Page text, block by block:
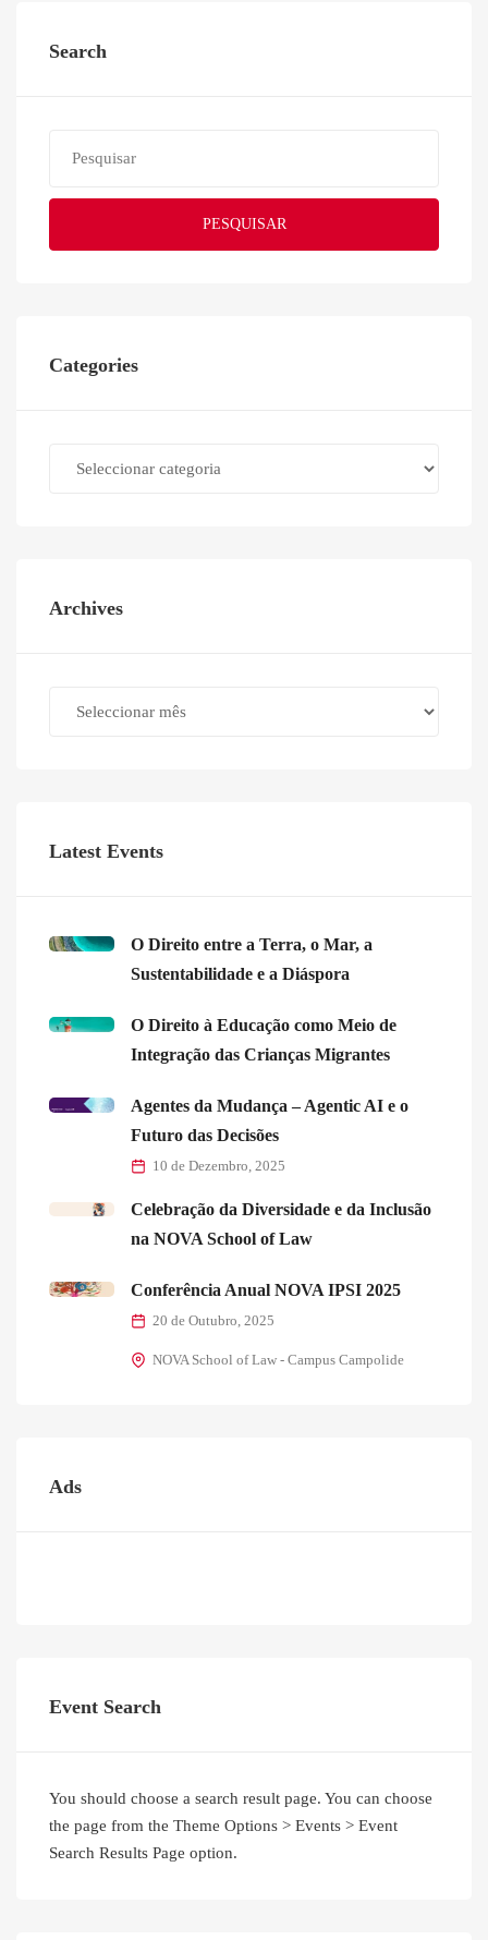
Search
PESQUISAR
Categories
Archives
Latest Events
O Direito entre a Terra, o Mar, a
Sustentabilidade e a Diáspora
O Direito à Educação como Meio de
Integração das Crianças Migrantes
Agentes da Mudança – Agentic AI e o
Futuro das Decisões
10 de Dezembro, 2025
Celebração da Diversidade e da Inclusão
na NOVA School of Law
Conferência Anual NOVA IPSI 2025
20 de Outubro, 2025
NOVA School of Law - Campus Campolide
Ads
Event Search
You should choose a search result page. You can choose
the page from the Theme Options > Events > Event
Search Results Page option.